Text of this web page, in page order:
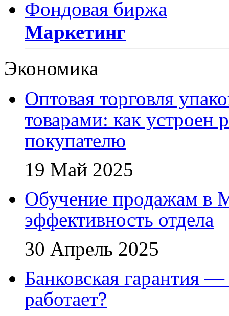
Фондовая биржа
Маркетинг
Экономика
Оптовая торговля
товарами: как устроен
покупателю
19 Май 2025
Обучение продажам в
эффективность отдела
30 Апрель 2025
Банковская гарантия
работает?